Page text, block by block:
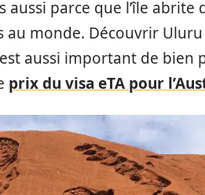
parce que l’île abrite
au monde. Découvrir
aussi important de bien
prix du visa eTA pour